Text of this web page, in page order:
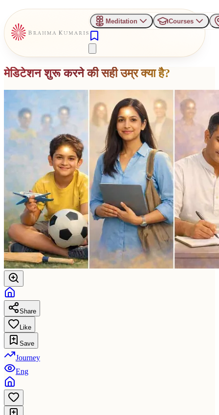
Meditation Courses
मेडिटेशन शुरू करने की सही उम्र क्या है?
Share
Like
Save
Journey
Eng